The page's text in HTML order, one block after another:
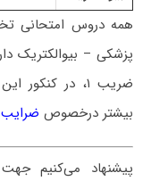
همه دروس امتحانی
پزشکی – بیوالکتریک
ضریب ۱، در
بیشتر درخصوص
پیشنهاد می‌کنیم